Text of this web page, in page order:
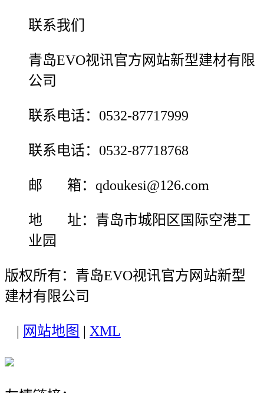
联系我们
青岛EVO视讯官方网站新型建材有限
公司
联系电话：0532-87717999
联系电话：0532-87718768
邮 箱：qdoukesi@126.com
地 址：青岛市城阳区国际空港工
业园
版权所有：青岛EVO视讯官方网站新型
建材有限公司
网站地图 XML